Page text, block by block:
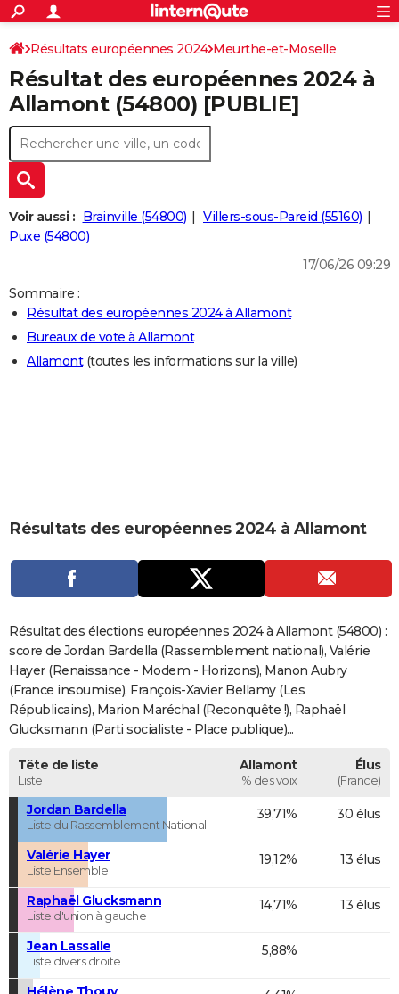
ACTUALITÉS
Politique
Société
Faits Divers
Education
Monde
Villes
+
SPORT
Coupe du monde 2026
Football
Tennis
Cyclisme
Rugby
Forum
CULTURE
Programme TV
TNT
Streaming
Cinéma
Sorties cinéma
Musique
+
FINANCE
Retraite
Impôts
Epargne
Immobilier
Risques naturels par ville
Banque
Assurance
Crédit
AUTO
Essais
Réserver un essai
Citadines
Berlines
SUV
Forum auto
+
HIGH-TECH
Mobiles
Meilleur smartphone
Internet
Ordinateurs
Jeux vidéo
Guide high-tech
+
BRICOLAGE
Guides de France
Escapades
Patrimoine
Expositions
Musées
Week-end nature
LIFESTYLE
Art de vivre
Bien-être
Loisirs
Mode
Modes de vie
CARTE DE VOEUX
Carte de Noël
Carte Bonne année
Carte Saint-Valentin
Carte Pâques
Carte d'anniversaire
DICTIONNAIRE
Dictionnaire
Biographies
Citations
Expressions
Proverbes
PROGRAMME TV
COPAINS D'AVANT
S'inscrire
Se connecter
Lycées
Collèges
Primaires
Universités
Entreprises
Service militaire
Avis de recherche
AVIS DE DÉCÈS
FORUM
Rechercher
S'inscrire
Connexion
Résultats européennes 2024 Meurthe-et-Moselle
Résultat des européennes 2024 à
Allamont (54800) [PUBLIE]
Voir aussi : Brainville (54800)
Villers-sous-Pareid (55160)
Puxe (54800)
17/06/26 09:29
Sommaire :
Résultat des européennes 2024 à Allamont
Bureaux de vote à Allamont
Allamont(toutes les informations sur la ville)
Résultats des européennes 2024 à Allamont
Résultat des élections européennes 2024 à Allamont (54800) :
score de Jordan Bardella (Rassemblement national), Valérie
Hayer (Renaissance - Modem - Horizons), Manon Aubry
(France insoumise), François-Xavier Bellamy (Les
Républicains), Marion Maréchal (Reconquête !), Raphaël
Glucksmann (Parti socialiste - Place publique)...
Tête de liste
Liste
Allamont
% des voix
Élus
(France)
Jordan Bardella
Liste du Rassemblement National
39,71% 30 élus
Valérie Hayer
Liste Ensemble
19,12% 13 élus
Raphaël Glucksmann
Liste d'union à gauche
14,71% 13 élus
Jean Lassalle
Liste divers droite
5,88%